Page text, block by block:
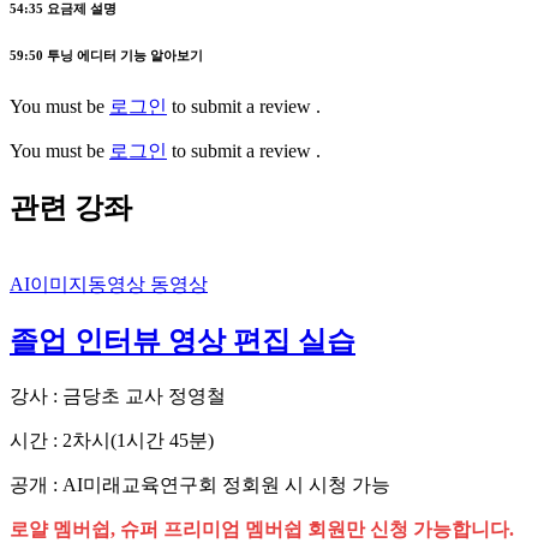
54:35 요금제 설명
59:50 투닝 에디터 기능 알아보기
You must be 로그인 to submit a review .
You must be 로그인 to submit a review .
관련 강좌
AI이미지동영상 동영상
졸업 인터뷰 영상 편집 실습
강사 : 금당초 교사 정영철
시간 : 2차시(1시간 45분)
공개 : AI미래교육연구회 정회원 시 시청 가능
로얄 멤버쉽, 슈퍼 프리미엄 멤버쉽 회원만 신청 가능합니다.